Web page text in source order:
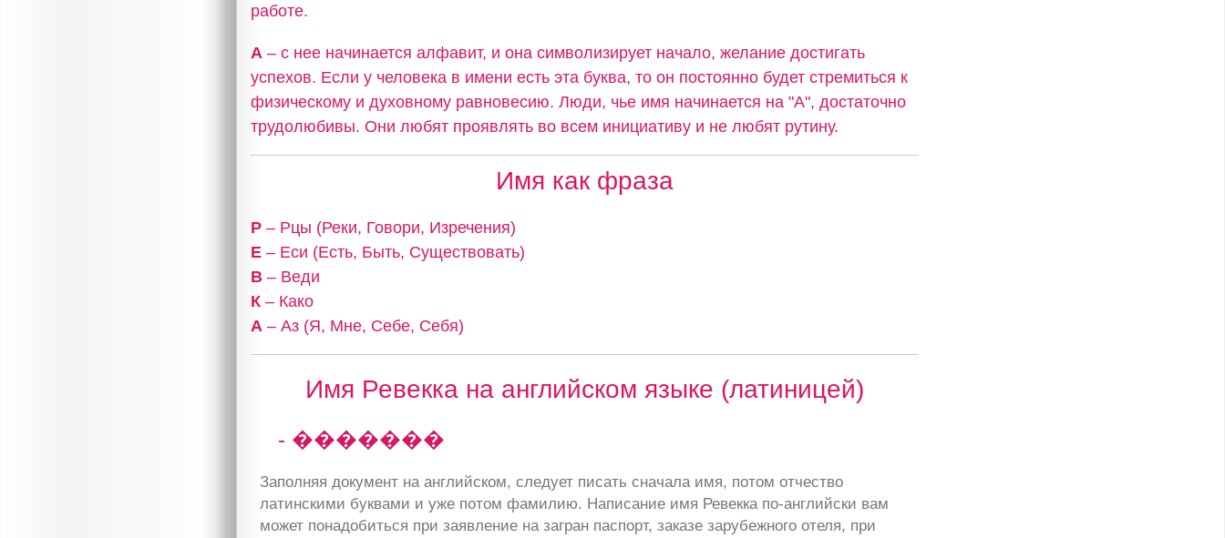
работе.
А – с нее начинается алфавит, и она символизирует начало, желание достигать
успехов. Если у человека в имени есть эта буква, то он постоянно будет стремиться к
физическому и духовному равновесию. Люди, чье имя начинается на "А", достаточно
трудолюбивы. Они любят проявлять во всем инициативу и не любят рутину.
Имя как фраза
Р – Рцы (Реки, Говори, Изречения)
Е – Еси (Есть, Быть, Существовать)
В – Веди
К – Како
А – Аз (Я, Мне, Себе, Себя)
Имя Ревекка на английском языке (латиницей)
- �������
Заполняя документ на английском, следует писать сначала имя, потом отчество
латинскими буквами и уже потом фамилию. Написание имя Ревекка по-английски вам
может понадобиться при заявление на загран паспорт, заказе зарубежного отеля, при